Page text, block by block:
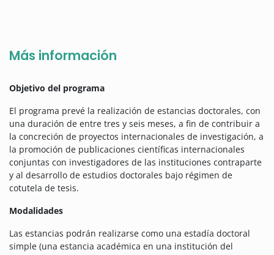
Más información
Objetivo del programa
El programa prevé la realización de estancias doctorales, con
una duración de entre tres y seis meses, a fin de contribuir a
la concreción de proyectos internacionales de investigación, a
la promoción de publicaciones científicas internacionales
conjuntas con investigadores de las instituciones contraparte
y al desarrollo de estudios doctorales bajo régimen de
cotutela de tesis.
Modalidades
Las estancias podrán realizarse como una estadía doctoral
simple (una estancia académica en una institución del